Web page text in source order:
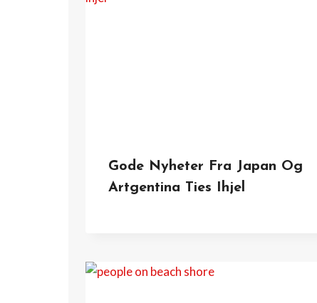
Gode Nyheter Fra Japan Og
Artgentina Ties Ihjel